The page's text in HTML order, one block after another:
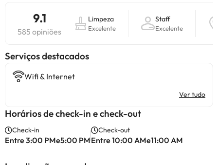
9.1
585 opiniões
Limpeza
Excelente
Staff
Excelente
Serviços destacados
Wifi & Internet
Ver tudo
Horários de check-in e check-out
Check-in
Entre 3:00 PMe5:00 PM
Check-out
Entre 10:00 AMe11:00 AM